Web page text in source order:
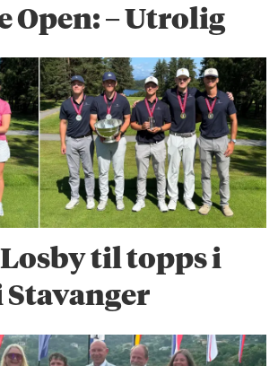
Open: – Utrolig
Losby til topps i
Stavanger